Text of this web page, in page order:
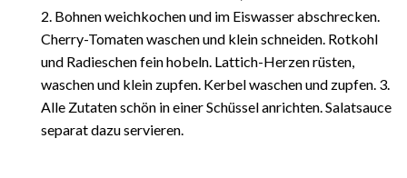
2. Bohnen weichkochen und im Eiswasser abschrecken.
Cherry-Tomaten waschen und klein schneiden. Rotkohl
und Radieschen fein hobeln. Lattich-Herzen rüsten,
waschen und klein zupfen. Kerbel waschen und zupfen. 3.
Alle Zutaten schön in einer Schüssel anrichten. Salatsauce
separat dazu servieren.